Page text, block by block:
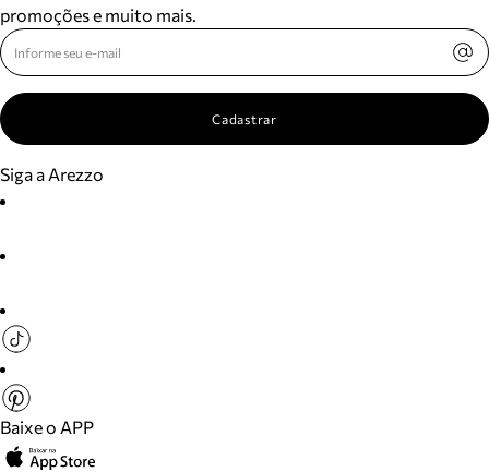
promoções e muito mais.
Cadastrar
Siga a Arezzo
Baixe o APP